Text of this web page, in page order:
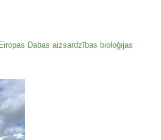
Dabas aizsardzības bioloģijas